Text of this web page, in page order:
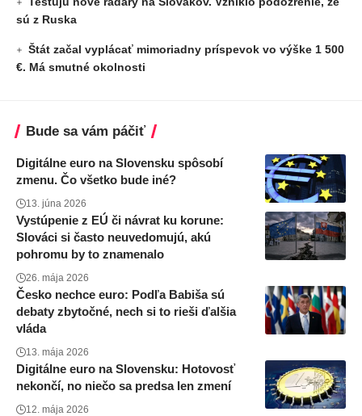
sú z Ruska
Štát začal vyplácať mimoriadny príspevok vo výške 1 500
€. Má smutné okolnosti
Bude sa vám páčiť
Digitálne euro na Slovensku spôsobí
zmenu. Čo všetko bude iné?
13. júna 2026
Vystúpenie z EÚ či návrat ku korune:
Slováci si často neuvedomujú, akú
pohromu by to znamenalo
26. mája 2026
Česko nechce euro: Podľa Babiša sú
debaty zbytočné, nech si to rieši ďalšia
vláda
13. mája 2026
Digitálne euro na Slovensku: Hotovosť
nekončí, no niečo sa predsa len zmení
12. mája 2026